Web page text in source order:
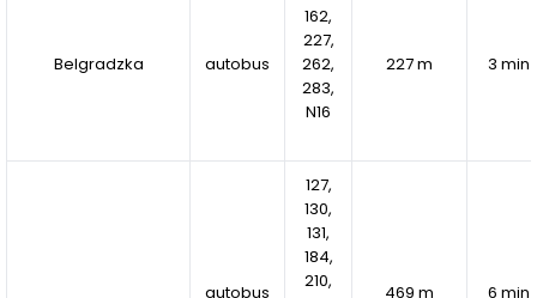
Ponadczasowa architektura budynków z jasnymi
elewacjami, wieloma przeszkleniami oraz
wykończeniem z naturalnych materiałów podkreśla
unikatowy charakter projektu. Mieszkańcy docenią
zielonych.
W aktualnym etapie inwestycji powstaje 6-
kondygnacyjny budynek C, w którym zaprojektowano
37 nowoczesnych mieszkań. Planowane zakończenie
Belgradzka autobus
162,
227,
262,
283,
N16
227 m 3 min
autobus
127,
130,
131,
184,
210,
469 m 6 min